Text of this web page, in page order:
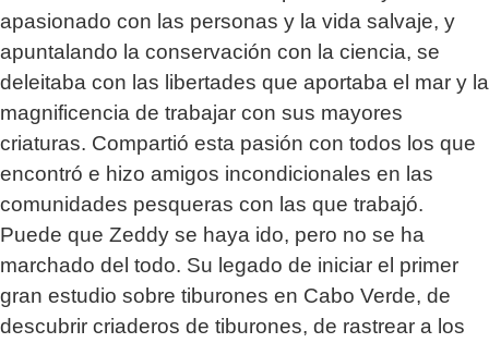
apasionado con las personas y la vida salvaje, y
apuntalando la conservación con la ciencia, se
deleitaba con las libertades que aportaba el mar y la
magnificencia de trabajar con sus mayores
criaturas. Compartió esta pasión con todos los que
encontró e hizo amigos incondicionales en las
comunidades pesqueras con las que trabajó.
Puede que Zeddy se haya ido, pero no se ha
marchado del todo. Su legado de iniciar el primer
gran estudio sobre tiburones en Cabo Verde, de
descubrir criaderos de tiburones, de rastrear a los